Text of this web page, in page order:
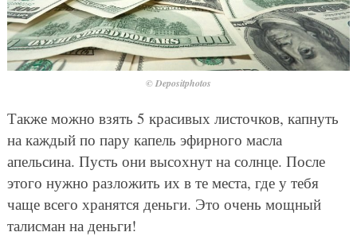
© Depositphotos
Также можно взять 5 красивых листочков, капнуть
на каждый по пару капель эфирного масла
апельсина. Пусть они высохнут на солнце. После
этого нужно разложить их в те места, где у тебя
чаще всего хранятся деньги. Это очень мощный
талисман на деньги!